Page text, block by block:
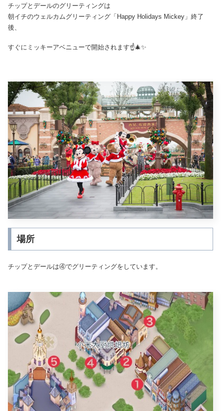
チップとデールのグリーティングは
朝イチのウェルカムグリーティング「Happy Holidays Mickey」終了
後、
すぐにミッキーアベニューで開始されます☝️🎄✨
場所
チップとデールは④でグリーティングをしています。